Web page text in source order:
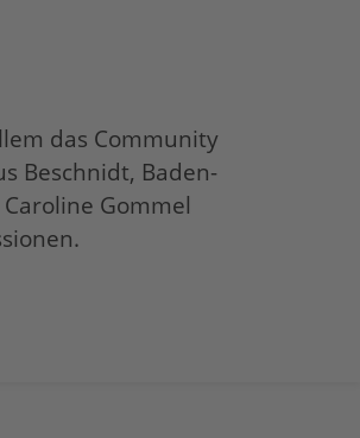
das Community
Beschnidt, Baden-
Gommel